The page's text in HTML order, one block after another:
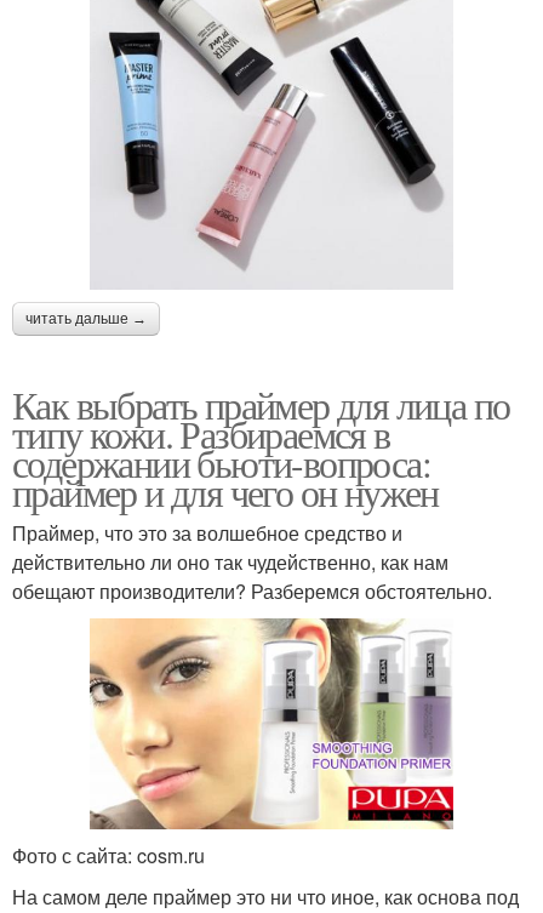
читать дальше →
Как выбрать праймер для лица по
типу кожи. Разбираемся в
содержании бьюти-вопроса:
праймер и для чего он нужен
Праймер, что это за волшебное средство и
действительно ли оно так чудейственно, как нам
обещают производители? Разберемся обстоятельно.
Фото с сайта: cosm.ru
На самом деле праймер это ни что иное, как основа под